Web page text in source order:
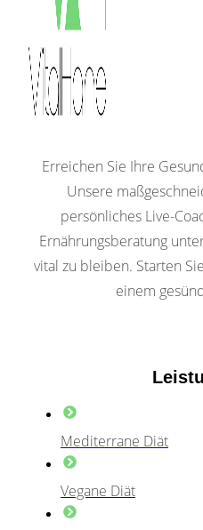
Erreichen Sie Ihre
Unsere
persönliches Live-
Ernährungsberatung
vital zu bleiben. Starten
einem
Mediterrane Diät
Vegane Diät